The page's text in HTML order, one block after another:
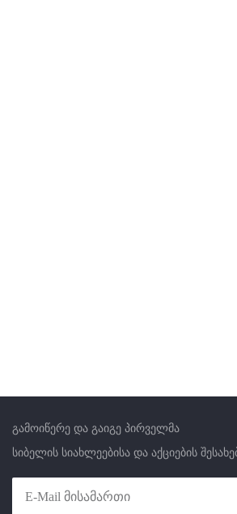
გამოიწერე და გაიგე პირველმა
სიბელის სიახლეებისა და აქციების